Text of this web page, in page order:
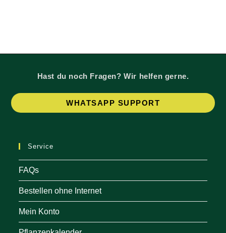
werden
Hast du noch Fragen? Wir helfen gerne.
WHATSAPP SUPPORT
Service
FAQs
Bestellen ohne Internet
Mein Konto